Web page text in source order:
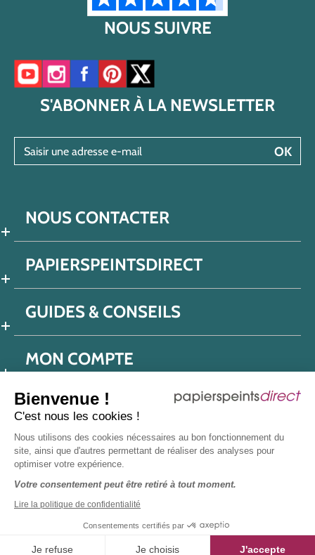
Bienvenue !
C'est nous les cookies !
Nous utilisons des cookies nécessaires au bon fonctionnement du
site, ainsi que d'autres permettant de réaliser des analyses pour
optimiser votre expérience.
Votre consentement peut être retiré à tout moment.
Lire la politique de confidentialité
Consentements certifiés par
Je refuse Je choisis J'accepte
NOUS SUIVRE
Accéder à notre chaîne YouTube
Accéder à notre compte Instagram
Accéder à notre page Facebook
Accéder à notre compte Pinterest
Accéder à notre compte Twitter/X
S'ABONNER À LA NEWSLETTER
OK
NOUS CONTACTER
PAPIERSPEINTSDIRECT
GUIDES & CONSEILS
MON COMPTE
Politique de confidentialité
Mentions légales
Protection données réseaux sociaux
Déclaration d'accessibilité